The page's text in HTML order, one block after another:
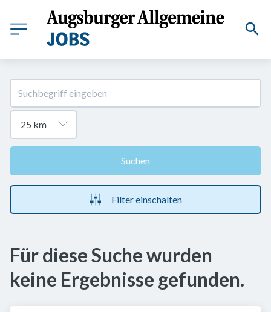
Suchen
Filter einschalten
Für diese Suche wurden
keine Ergebnisse gefunden.